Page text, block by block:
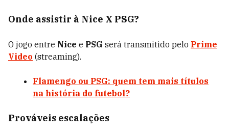
Onde assistir à Nice X PSG?
O jogo entre Nice e PSG será transmitido pelo Prime
Video (streaming).
Flamengo ou PSG: quem tem mais títulos
na história do futebol?
Prováveis escalações